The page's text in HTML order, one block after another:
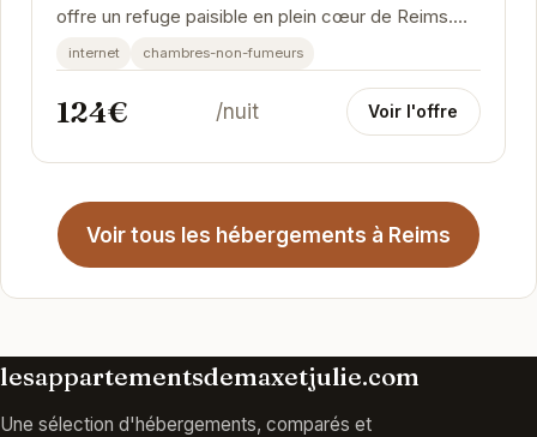
offre un refuge paisible en plein cœur de Reims.
Son emplacement privilégié permet d'accéder...
internet chambres-non-fumeurs
124€ /nuit Voir l'offre
Voir tous les hébergements à Reims
lesappartementsdemaxetjulie.com
Une sélection d'hébergements, comparés et